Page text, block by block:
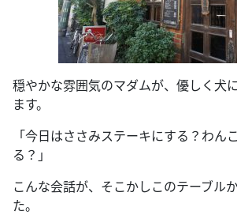
穏やかな雰囲気のマダムが、優しく犬
ます。
「今日はささみステーキにする？わん
る？」
こんな会話が、そこかしこのテーブル
た。